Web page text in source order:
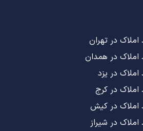
املاک در تهران
املاک در همدان
املاک در یزد
املاک در کرج
املاک در کیش
املاک در شیراز